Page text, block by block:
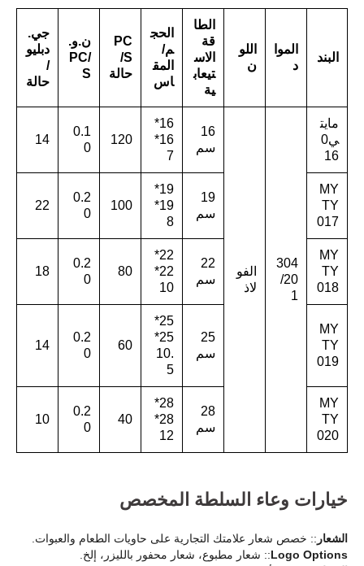
البند
الموا
د
اللو
ن
الطا
قة
الاس
تيعاب
ية
الحج
م/
المق
اس
PC
S/
حالة
ن.و.
/PC
S
جي.
دبليو
/
حالة
مايت
ي0
16
304
/20
1
الفو
لاذ
16
سم
16*
16*
7
120
0.1
0
14
MY
TY
017
19
سم
19*
19*
8
100
0.2
0
22
MY
TY
018
22
سم
22*
22*
10
80
0.2
0
18
MY
TY
019
25
سم
25*
25*
10.
5
60
0.2
0
14
MY
TY
020
28
سم
28*
28*
12
40
0.2
0
10
خيارات وعاء السلطة المخصص
الشعار :: خصص شعار علامتك التجارية على حاويات الطعام والعبوات.
Logo Options:: شعار مطبوع، شعار محفور بالليزر، إلخ.